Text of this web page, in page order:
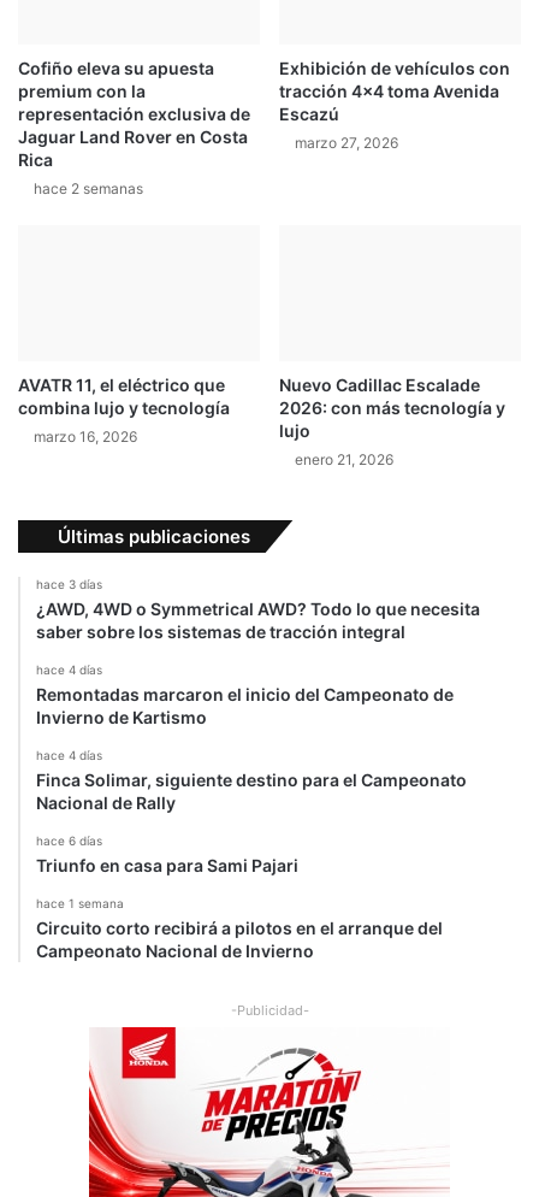
Cofiño eleva su apuesta
premium con la
representación exclusiva de
Jaguar Land Rover en Costa
Rica
hace 2 semanas
Exhibición de vehículos con
tracción 4×4 toma Avenida
Escazú
marzo 27, 2026
AVATR 11, el eléctrico que
combina lujo y tecnología
marzo 16, 2026
Nuevo Cadillac Escalade
2026: con más tecnología y
lujo
enero 21, 2026
Últimas publicaciones
hace 3 días
¿AWD, 4WD o Symmetrical AWD? Todo lo que necesita
saber sobre los sistemas de tracción integral
hace 4 días
Remontadas marcaron el inicio del Campeonato de
Invierno de Kartismo
hace 4 días
Finca Solimar, siguiente destino para el Campeonato
Nacional de Rally
hace 6 días
Triunfo en casa para Sami Pajari
hace 1 semana
Circuito corto recibirá a pilotos en el arranque del
Campeonato Nacional de Invierno
-Publicidad-